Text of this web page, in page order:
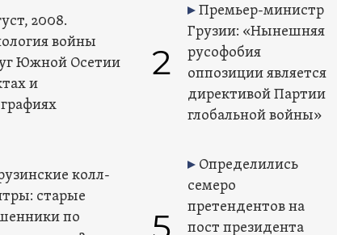
2008.
войны
Южной Осетии
и
2
Премьер-министр
Грузии: «Нынешняя
русофобия
оппозиции является
директивой Партии
глобальной войны»
колл-
старые
по
Определились
семеро
претендентов на
пост президента